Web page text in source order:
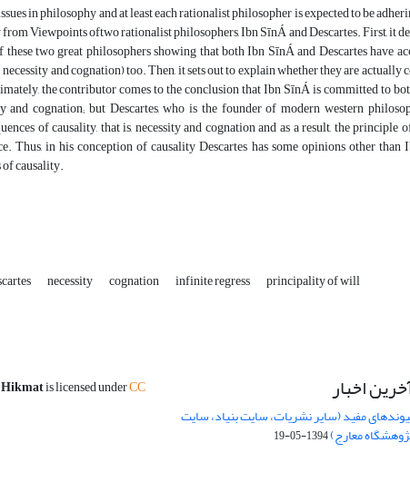
in philosophy and at least each rationalist philosopher is expected to be
Viewpoints oftwo rationalist philosophers, Ibn SīnÁ and Descartes. First, it
two great philosophers showing that both Ibn SīnÁ and Descartes have
and cognation) too. Then, it sets out to explain whether they are
the contributor comes to the conclusion that Ibn SīnÁ is committed to
and cognation; but Descartes, who is the founder of modern western
of causality, that is, necessity and cognation and as a result, the
Thus, in his conception of causality Descartes has some opinions other
of causality.
necessity cognation infinite regress principality of will
اخبار
مفید (سایر نشریات، سایت بنیاد، سایت
معارج)1394-05-19
Hikmatis licensed underCC